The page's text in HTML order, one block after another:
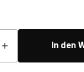
In den